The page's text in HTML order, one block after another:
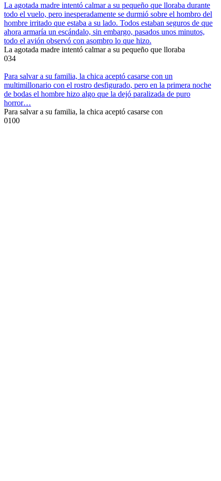
La agotada madre intentó calmar a su pequeño que lloraba durante
todo el vuelo, pero inesperadamente se durmió sobre el hombro del
hombre irritado que estaba a su lado. Todos estaban seguros de que
ahora armaría un escándalo, sin embargo, pasados unos minutos,
todo el avión observó con asombro lo que hizo.
La agotada madre intentó calmar a su pequeño que lloraba
034
Para salvar a su familia, la chica aceptó casarse con un
multimillonario con el rostro desfigurado, pero en la primera noche
de bodas el hombre hizo algo que la dejó paralizada de puro
horror…
Para salvar a su familia, la chica aceptó casarse con
0100